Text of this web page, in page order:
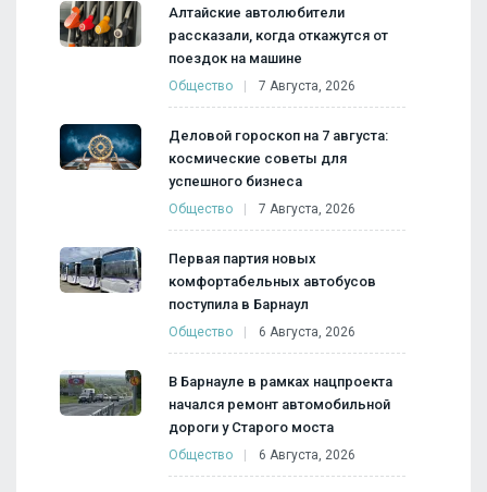
Алтайские автолюбители
рассказали, когда откажутся от
поездок на машине
Общество 7 Августа, 2026
Деловой гороскоп на 7 августа:
космические советы для
успешного бизнеса
Общество 7 Августа, 2026
Первая партия новых
комфортабельных автобусов
поступила в Барнаул
Общество 6 Августа, 2026
В Барнауле в рамках нацпроекта
начался ремонт автомобильной
дороги у Старого моста
Общество 6 Августа, 2026